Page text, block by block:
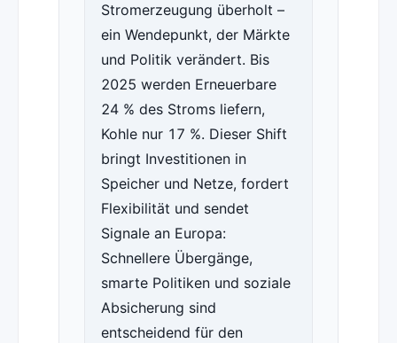
Stromerzeugung überholt –
ein Wendepunkt, der Märkte
und Politik verändert. Bis
2025 werden Erneuerbare
24 % des Stroms liefern,
Kohle nur 17 %. Dieser Shift
bringt Investitionen in
Speicher und Netze, fordert
Flexibilität und sendet
Signale an Europa:
Schnellere Übergänge,
smarte Politiken und soziale
Absicherung sind
entscheidend für den